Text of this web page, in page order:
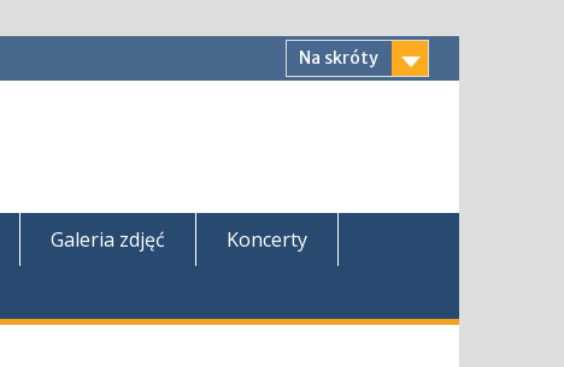
Na skróty
Galeria zdjęć
Koncerty